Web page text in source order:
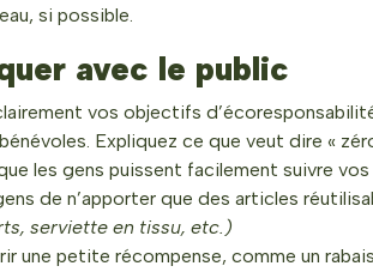
si possible.
avec le public
vos objectifs
Expliquez ce que veut dire «
les gens puissent facilement suivre
de n’apporter que des articles
serviette en tissu, etc.)
une petite récompense, comme un